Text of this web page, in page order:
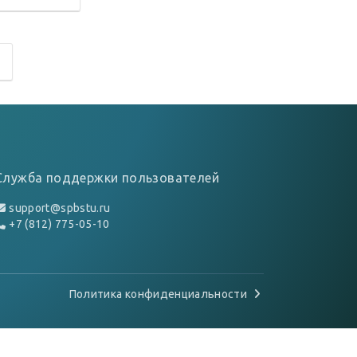
поддержки пользователей
support@spbstu.ru
+7 (812) 775-05-10
Политика конфиденциальности